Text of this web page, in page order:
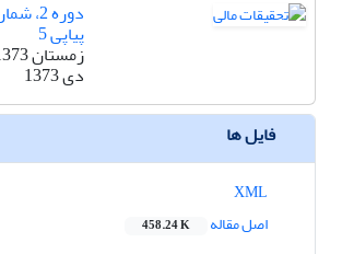
پیاپی 5
زمستان 1373 و بهار 1374
دی 1373
فایل ها
اصل مقاله
458.24 K